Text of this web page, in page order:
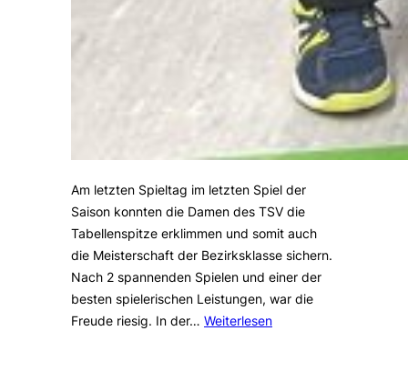
Am letzten Spieltag im letzten Spiel der
Saison konnten die Damen des TSV die
Tabellenspitze erklimmen und somit auch
die Meisterschaft der Bezirksklasse sichern.
Nach 2 spannenden Spielen und einer der
besten spielerischen Leistungen, war die
Freude riesig. In der… Weiterlesen